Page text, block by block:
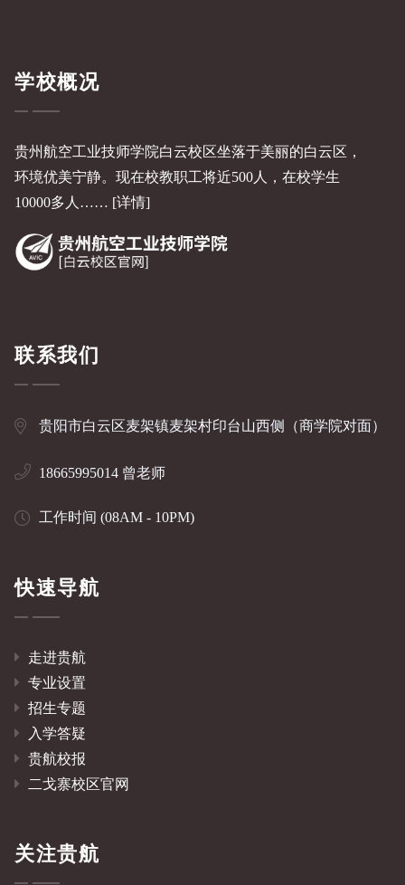
学校概况
贵州航空工业技师学院白云校区坐落于美丽的白云区，
环境优美宁静。现在校教职工将近500人，在校学生
10000多人…… [详情]
联系我们
贵阳市白云区麦架镇麦架村印台山西侧（商学院对面）
18665995014 曾老师
工作时间 (08AM - 10PM)
快速导航
走进贵航
专业设置
招生专题
入学答疑
贵航校报
二戈寨校区官网
关注贵航